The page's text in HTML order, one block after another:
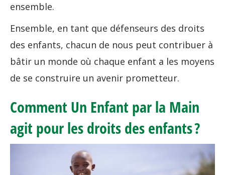
ensemble.
Ensemble, en tant que défenseurs des droits
des enfants, chacun de nous peut contribuer à
bâtir un monde où chaque enfant a les moyens
de se construire un avenir prometteur.
Comment Un Enfant par la Main
agit pour les droits des enfants ?